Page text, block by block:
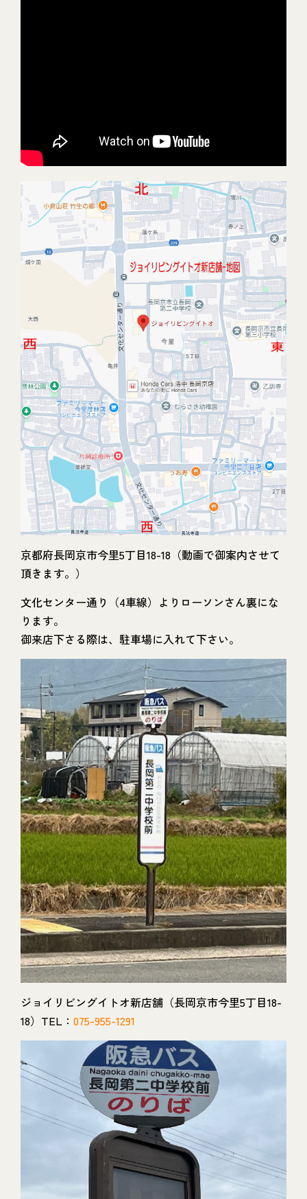
京都府長岡京市今里5丁目18-18（動画で御案内させて
頂きます。）
文化センター通り（4車線）よりローソンさん裏にな
ります。
御来店下さる際は、駐車場に入れて下さい。
ジョイリビングイトオ新店舗（長岡京市今里5丁目18-
18）TEL： 075-955-1291